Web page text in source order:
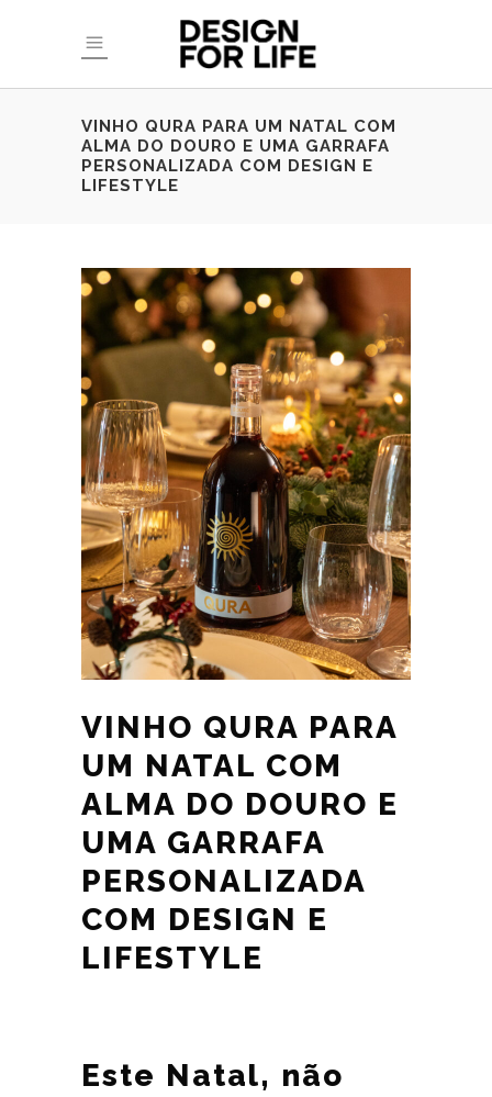
VINHO QURA PARA UM NATAL COM
ALMA DO DOURO E UMA GARRAFA
PERSONALIZADA COM DESIGN E
LIFESTYLE
VINHO QURA PARA
UM NATAL COM
ALMA DO DOURO E
UMA GARRAFA
PERSONALIZADA
COM DESIGN E
LIFESTYLE
Este Natal, não